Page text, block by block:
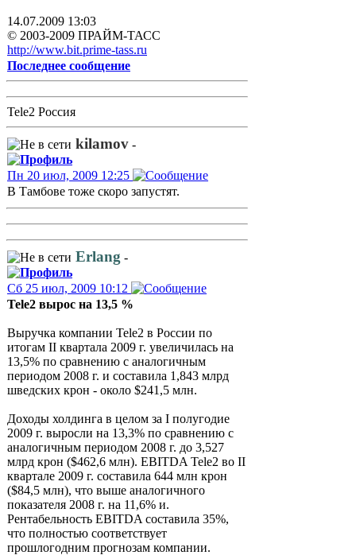
14.07.2009 13:03
© 2003-2009 ПРАЙМ-ТАСС
http://www.bit.prime-tass.ru
Последнее сообщение
Tele2 Россия
kilamov -
Пн 20 июл, 2009 12:25
В Тамбове тоже скоро запустят.
Erlang -
Сб 25 июл, 2009 10:12
Tele2 вырос на 13,5 %
Выручка компании Tele2 в России по
итогам II квартала 2009 г. увеличилась на
13,5% по сравнению с аналогичным
периодом 2008 г. и составила 1,843 млрд
шведских крон - около $241,5 млн.
Доходы холдинга в целом за I полугодие
2009 г. выросли на 13,3% по сравнению с
аналогичным периодом 2008 г. до 3,527
млрд крон ($462,6 млн). EBITDA Tele2 во II
квартале 2009 г. составила 644 млн крон
($84,5 млн), что выше аналогичного
показателя 2008 г. на 11,6% и.
Рентабельность EBITDA составила 35%,
что полностью соответствует
прошлогодним прогнозам компании.